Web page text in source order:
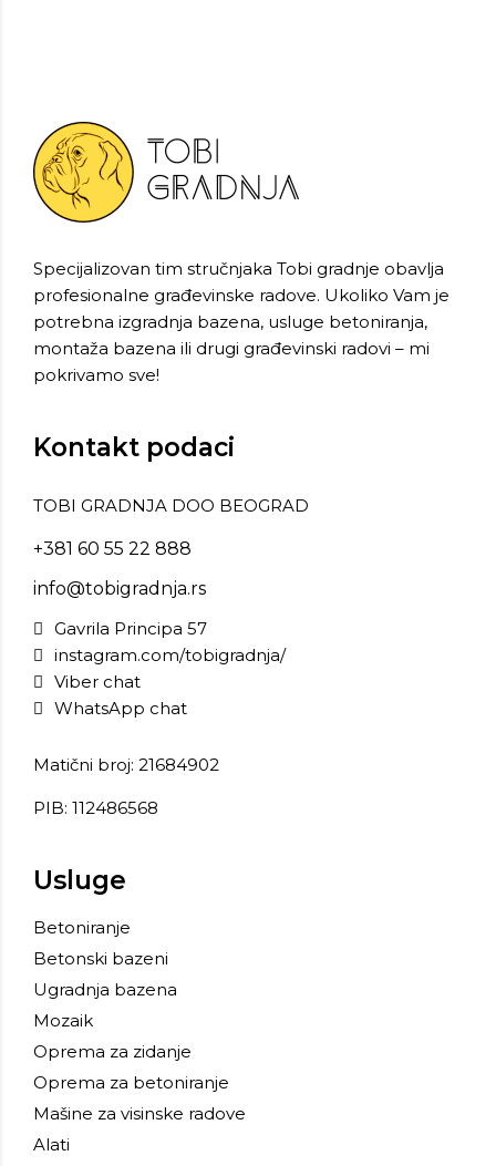
Specijalizovan tim stručnjaka Tobi gradnje obavlja
profesionalne građevinske radove. Ukoliko Vam je
potrebna izgradnja bazena, usluge betoniranja,
montaža bazena ili drugi građevinski radovi – mi
pokrivamo sve!
Kontakt podaci
TOBI GRADNJA DOO BEOGRAD
+381 60 55 22 888
info@tobigradnja.rs
Gavrila Principa 57
instagram.com/tobigradnja/
Viber chat
WhatsApp chat
Matični broj: 21684902
PIB: 112486568
Usluge
Betoniranje
Betonski bazeni
Ugradnja bazena
Mozaik
Oprema za zidanje
Oprema za betoniranje
Mašine za visinske radove
Alati